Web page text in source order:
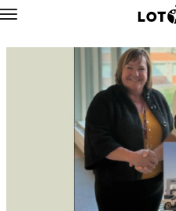
Назад